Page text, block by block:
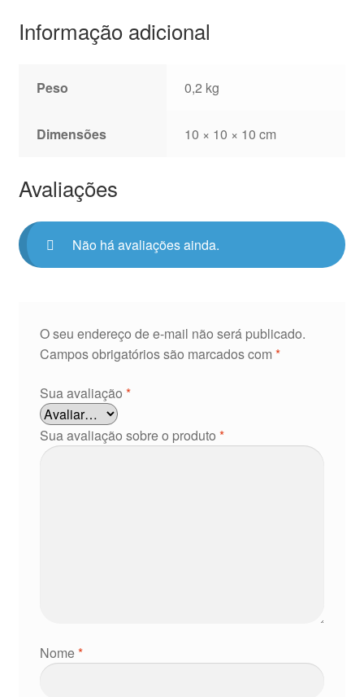
Informação adicional
Peso 0,2 kg
Dimensões 10 × 10 × 10 cm
Avaliações
Não há avaliações ainda.
O seu endereço de e-mail não será publicado.
Campos obrigatórios são marcados com *
Sua avaliação *
Sua avaliação sobre o produto *
Nome*